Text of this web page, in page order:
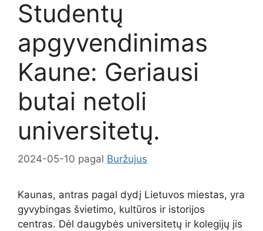
Studentų
apgyvendinimas
Kaune: Geriausi
butai netoli
universitetų.
2024-05-10 pagal Buržujus
Kaunas, antras pagal dydį Lietuvos miestas, yra
gyvybingas švietimo, kultūros ir istorijos
centras. Dėl daugybės universitetų ir kolegijų jis